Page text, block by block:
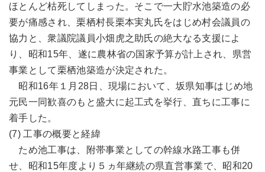
ほとんど枯死してしまった。そこで一大貯水池築造の必
要が痛感され、栗栖村長栗本実丸氏をはじめ村会議員の
協力と、衆議院議員小畑虎之助氏の絶大なる支援によ
り、昭和15年、遂に農林省の国家予算が計上され、県営
事業として栗栖池築造が決定された。
昭和16年１月28日、現場において、坂県知事はじめ地
元民一同歓喜のもと盛大に起工式を挙行、直ちに工事に
着手した。
(7) 工事の概要と経緯
ため池工事は、附帯事業としての幹線水路工事も併
せ、昭和15年度より５ヵ年継続の県直営事業で、昭和20